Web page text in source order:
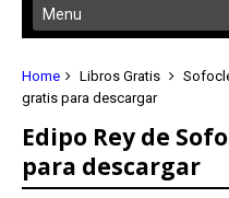
Home Libros Gratis
gratis para descargar
Edipo Rey de
para descargar